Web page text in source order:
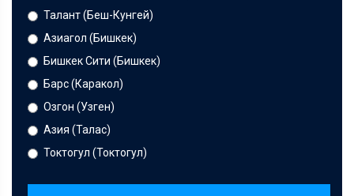
Талант (Беш-Кунгей)
Азиагол (Бишкек)
Бишкек Сити (Бишкек)
Барс (Каракол)
Озгон (Узген)
Азия (Талас)
Токтогул (Токтогул)